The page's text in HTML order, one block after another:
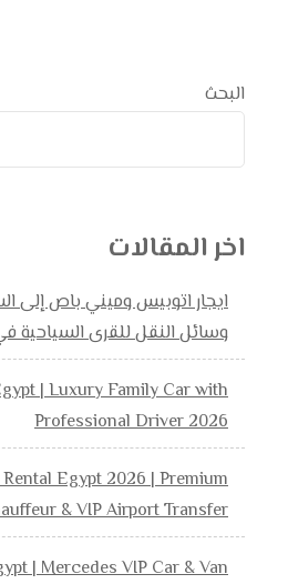
البحث
اخر المقالات
ايجار اتوبيس وميني باص إلى
وسائل النقل للقرى السياحية
| Luxury Family Car with
Professional Driver 2026
Egypt 2026 | Premium
& VIP Airport Transfer
| Mercedes VIP Car & Van